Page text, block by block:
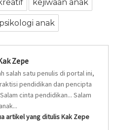
kejiwaan anak
psikologi anak
Zepe
salah satu penulis di portal ini,
pendidikan dan pencipta
cinta pendidikan... Salam
artikel yang ditulis Kak Zepe